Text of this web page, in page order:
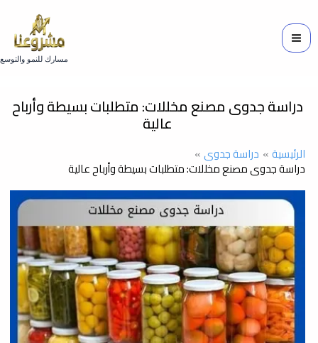
مسارك للنمو والتوسع
دراسة جدوى مصنع مخللات: متطلبات بسيطة وأرباح
عالية
الرئيسية دراسة جدوى
دراسة جدوى مصنع مخللات: متطلبات بسيطة وأرباح عالية